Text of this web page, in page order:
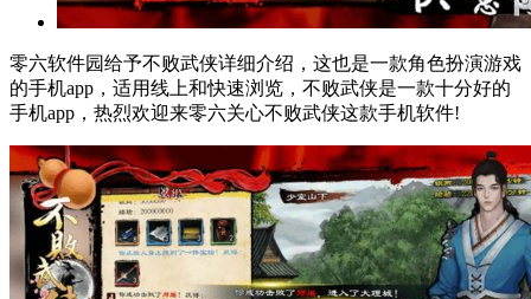
零六软件园给予不败武侠详细介绍，这也是一款角色扮演游戏
的手机app，适用线上和快速浏览，不败武侠是一款十分好的
手机app，热烈欢迎来零六关心不败武侠这款手机软件!